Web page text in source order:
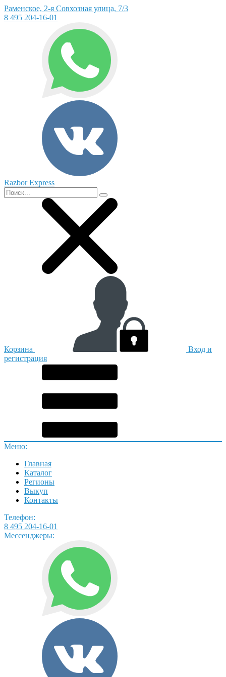
Раменское, 2-я Совхозная улица, 7/3
8 495 204-16-01
Razbor Express
Корзина
Вход и
регистрация
Меню:
Главная
Каталог
Регионы
Выкуп
Контакты
Телефон:
8 495 204-16-01
Мессенджеры: